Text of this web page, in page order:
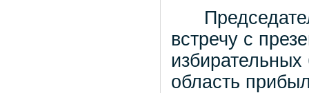
встречу с
область